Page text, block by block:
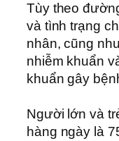
Tùy theo
và tình trạng
nhân, cũng
nhiễm khuẩn
khuẩn gây
Người lớn và
hàng ngày là